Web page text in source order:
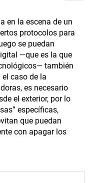
en la escena de un
protocolos para
se puedan
—que es la que
también
el caso de la
es necesario
el exterior, por lo
específicas,
que puedan
con apagar los